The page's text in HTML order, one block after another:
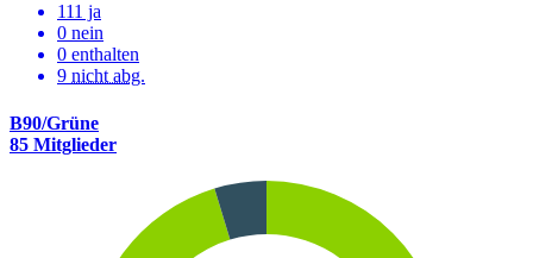
111 ja
0 nein
0 enthalten
9 nicht abg.
B90/Grüne
85 Mitglieder